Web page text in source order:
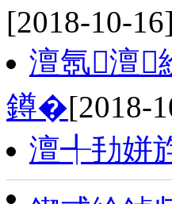
[2018-10-16]
澶氬澶
鐏�[2018-
澶╃劧姘